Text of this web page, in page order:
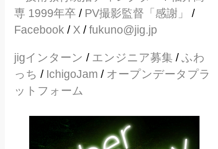
専 1999年卒 / PV撮影監督「感謝」
/
Facebook / X /fukuno@jig.jp
jigインターン / エンジニア募集 /ふわ
っち / IchigoJam / オープンデータプラ
ットフォーム